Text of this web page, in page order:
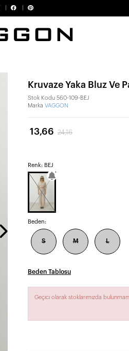
Kruvaze Yaka Bluz Ve
Stok Kodu 560-109-BEJ
Marka VAGGON
13,66 24,16
Renk: BEJ
Beden:
S M L
Beden Tablosu
Geçici olarak stoklarımızda